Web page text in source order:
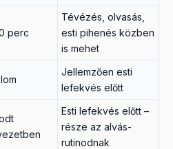
perc
Tévézés, olvasás,
esti pihenés közben
is mehet
Jellemzően esti
lefekvés előtt
Esti lefekvés előtt –
része az alvás-
rutinodnak